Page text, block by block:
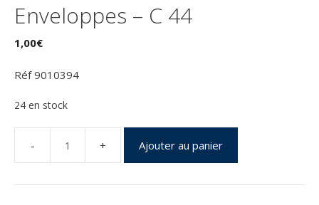
Enveloppes – C 44
1,00€
Réf 9010394
24 en stock
quantité
de
Lancement
Ajouter au panier